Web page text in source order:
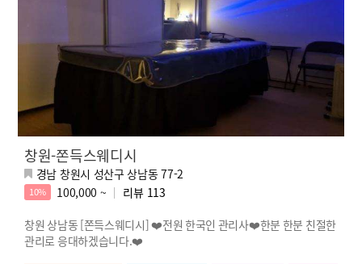
창원-쫀득스웨디시
경남 창원시 성산구 상남동 77-2
10% 100,000 ~ 리뷰 113
창원 상남동 [쫀득스웨디시] ❤️전원 한국인 관리사❤️한분 한분 친절한
관리로 응대하겠습니다.❤️